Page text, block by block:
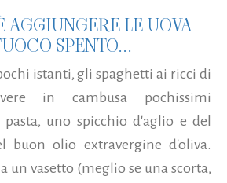
AGGIUNGERE LE UOVA
SPENTO...
istanti, gli spaghetti ai ricci di
in cambusa pochissimi
uno spicchio d'aglio e del
buon olio extravergine d'oliva.
un vasetto (meglio se una scorta,